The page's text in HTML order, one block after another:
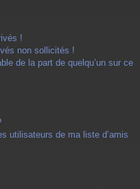
!
non sollicités !
de la part de quelqu’un sur ce
utilisateurs de ma liste d’amis